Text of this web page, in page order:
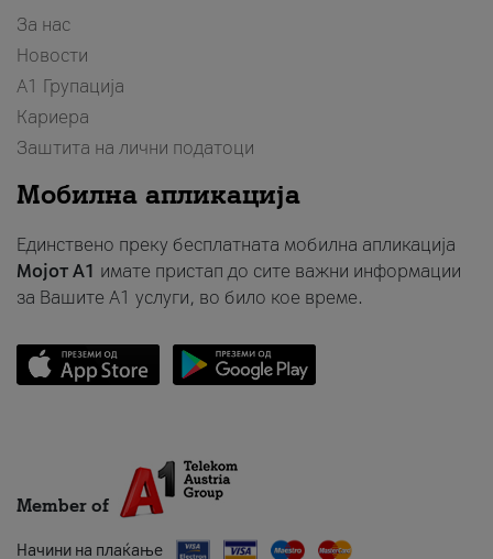
За нас
Новости
А1 Групација
Кариера
Заштита на лични податоци
Мобилна апликација
Единствено преку бесплатната мобилна апликација
Мојот A1 имате пристап до сите важни информации
за Вашите A1 услуги, во било кое време.
Member of
Начини на плаќање